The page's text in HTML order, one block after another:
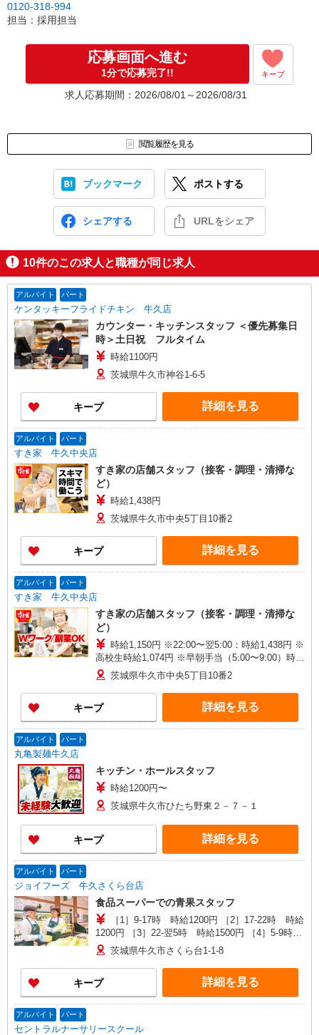
0120-318-994
担当：採用担当
応募画面へ進む
1分で応募完了!! キープ
求人応募期間：2026/08/01～2026/08/31
閲覧履歴を見る
ブックマーク ポストする
シェアする URLをシェア
10件のこの求人と職種が同じ求人
アルバイト パート
ケンタッキーフライドチキン 牛久店
カウンター・キッチンスタッフ ＜優先募集日
時＞土日祝 フルタイム
時給1100円
茨城県牛久市神谷1-6-5
キープ 詳細を見る
アルバイト パート
すき家 牛久中央店
すき家の店舗スタッフ（接客・調理・清掃な
ど）
時給1,438円
茨城県牛久市中央5丁目10番2
キープ 詳細を見る
アルバイト パート
すき家 牛久中央店
すき家の店舗スタッフ（接客・調理・清掃な
ど）
時給1,150円 ※22:00〜翌5:00：時給1,438円 ※
高校生時給1,074円 ※早朝手当（5:00〜9:00）時給
＋150円
茨城県牛久市中央5丁目10番2
キープ 詳細を見る
アルバイト パート
丸亀製麺牛久店
キッチン・ホールスタッフ
時給1200円〜
茨城県牛久市ひたち野東２－７－１
キープ 詳細を見る
アルバイト パート
ジョイフーズ 牛久さくら台店
食品スーパーでの青果スタッフ
［1］9-17時 時給1200円 ［2］17-22時 時給
1200円 ［3］22-翌5時 時給1500円 ［4］5-9時
時給1200円 ※日祝＋100円
茨城県牛久市さくら台1-1-8
キープ 詳細を見る
アルバイト パート
セントラルナーサリースクール